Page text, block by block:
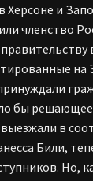
и
членство
на
бы решающее
в
Били,
Но,